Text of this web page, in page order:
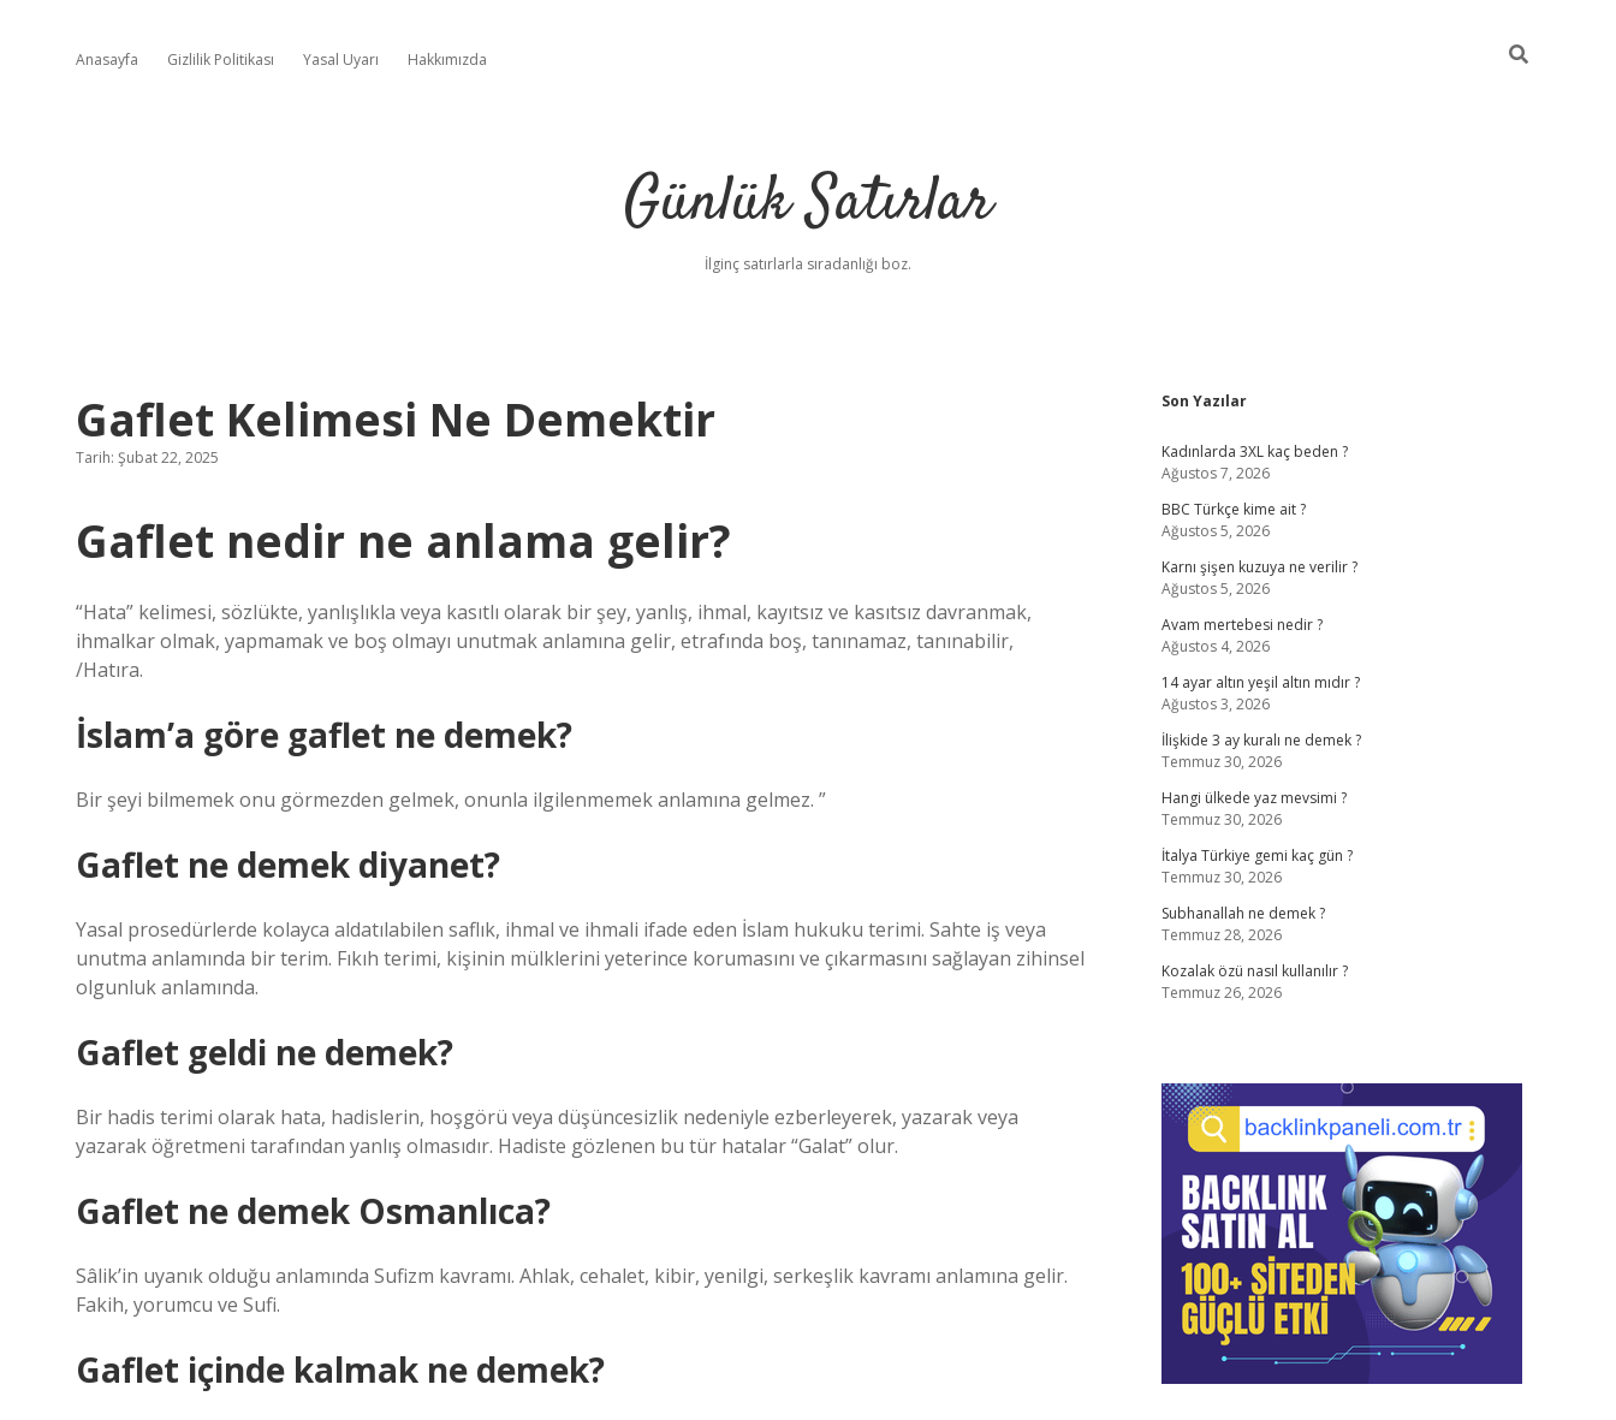
Anasayfa Gizlilik Politikası Yasal Uyarı Hakkımızda
Günlük Satırlar
İlginç satırlarla sıradanlığı boz.
Gaflet Kelimesi Ne Demektir
Tarih: Şubat 22, 2025
Gaflet nedir ne anlama gelir?
“Hata” kelimesi, sözlükte, yanlışlıkla veya kasıtlı olarak bir şey, yanlış, ihmal, kayıtsız ve kasıtsız davranmak,
ihmalkar olmak, yapmamak ve boş olmayı unutmak anlamına gelir, etrafında boş, tanınamaz, tanınabilir,
/Hatıra.
İslam’a göre gaflet ne demek?
Bir şeyi bilmemek onu görmezden gelmek, onunla ilgilenmemek anlamına gelmez. ”
Gaflet ne demek diyanet?
Yasal prosedürlerde kolayca aldatılabilen saflık, ihmal ve ihmali ifade eden İslam hukuku terimi. Sahte iş veya
unutma anlamında bir terim. Fıkıh terimi, kişinin mülklerini yeterince korumasını ve çıkarmasını sağlayan zihinsel
olgunluk anlamında.
Gaflet geldi ne demek?
Bir hadis terimi olarak hata, hadislerin, hoşgörü veya düşüncesizlik nedeniyle ezberleyerek, yazarak veya
yazarak öğretmeni tarafından yanlış olmasıdır. Hadiste gözlenen bu tür hatalar “Galat” olur.
Gaflet ne demek Osmanlıca?
Sâlik’in uyanık olduğu anlamında Sufizm kavramı. Ahlak, cehalet, kibir, yenilgi, serkeşlik kavramı anlamına gelir.
Fakih, yorumcu ve Sufi.
Gaflet içinde kalmak ne demek?
Sidebar
Son Yazılar
Kadınlarda 3XL kaç beden ?
Ağustos 7, 2026
BBC Türkçe kime ait ?
Ağustos 5, 2026
Karnı şişen kuzuya ne verilir ?
Ağustos 5, 2026
Avam mertebesi nedir ?
Ağustos 4, 2026
14 ayar altın yeşil altın mıdır ?
Ağustos 3, 2026
İlişkide 3 ay kuralı ne demek ?
Temmuz 30, 2026
Hangi ülkede yaz mevsimi ?
Temmuz 30, 2026
İtalya Türkiye gemi kaç gün ?
Temmuz 30, 2026
Subhanallah ne demek ?
Temmuz 28, 2026
Kozalak özü nasıl kullanılır ?
Temmuz 26, 2026